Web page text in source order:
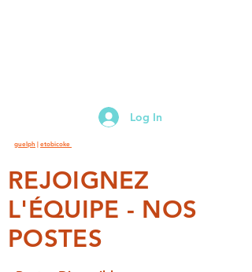
Log In
guelph | etobicoke
REJOIGNEZ
L'ÉQUIPE - NOS
POSTES